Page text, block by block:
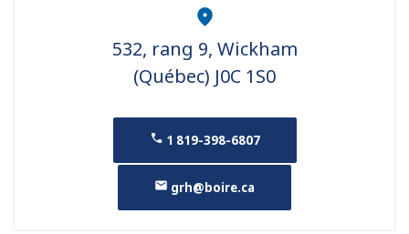
532, rang 9, Wickham
(Québec) J0C 1S0
1 819-398-6807
grh@boire.ca